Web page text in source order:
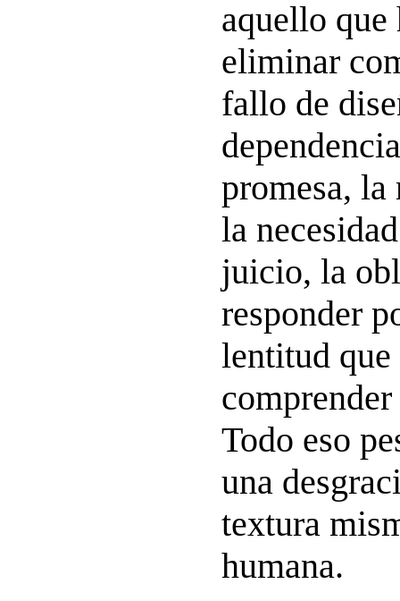
aquello
eliminar
fallo de
promesa, la
la
juicio, la
responder
lentitud que
Todo eso
una
textura
humana.